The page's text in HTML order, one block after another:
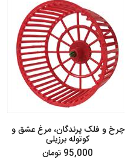
چرخ و فلک پرندگان، مرغ عشق و
کوتوله برزیلی
95,000 تومان